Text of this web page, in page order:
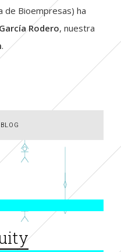
de Bioempresas) ha
Rodero, nuestra
.